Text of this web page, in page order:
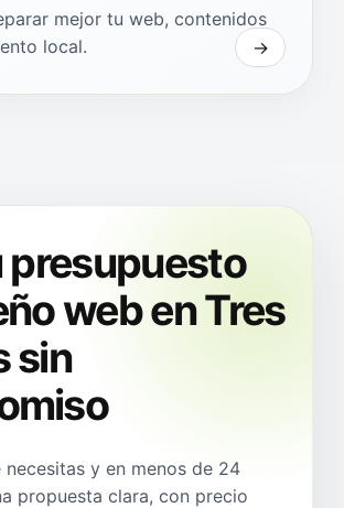
mejor tu web, contenidos
local.
presupuesto
web en Tres
sin
necesitas y en menos de 24
propuesta clara, con precio